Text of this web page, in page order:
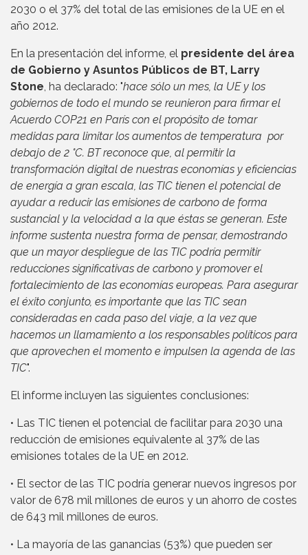
2030 o el 37% del total de las emisiones de la UE en el
año 2012.
En la presentación del informe, el presidente del área
de Gobierno y Asuntos Públicos de BT, Larry
Stone, ha declarado: "hace sólo un mes, la UE y los
gobiernos de todo el mundo se reunieron para firmar el
Acuerdo COP21 en París con el propósito de tomar
medidas para limitar los aumentos de temperatura por
debajo de 2 °C. BT reconoce que, al permitir la
transformación digital de nuestras economías y eficiencias
de energía a gran escala, las TIC tienen el potencial de
ayudar a reducir las emisiones de carbono de forma
sustancial y la velocidad a la que éstas se generan. Este
informe sustenta nuestra forma de pensar, demostrando
que un mayor despliegue de las TIC podría permitir
reducciones significativas de carbono y promover el
fortalecimiento de las economías europeas. Para asegurar
el éxito conjunto, es importante que las TIC sean
consideradas en cada paso del viaje, a la vez que
hacemos un llamamiento a los responsables políticos para
que aprovechen el momento e impulsen la agenda de las
TIC".
El informe incluyen las siguientes conclusiones:
• Las TIC tienen el potencial de facilitar para 2030 una
reducción de emisiones equivalente al 37% de las
emisiones totales de la UE en 2012.
• El sector de las TIC podría generar nuevos ingresos por
valor de 678 mil millones de euros y un ahorro de costes
de 643 mil millones de euros.
• La mayoría de las ganancias (53%) que pueden ser